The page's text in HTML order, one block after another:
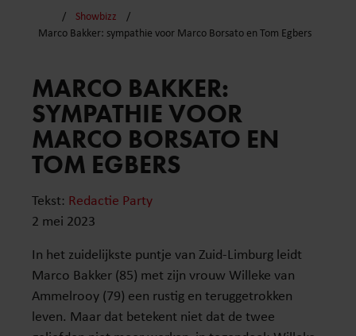
Showbizz
Marco Bakker: sympathie voor Marco Borsato en Tom Egbers
MARCO BAKKER:
SYMPATHIE VOOR
MARCO BORSATO EN
TOM EGBERS
Tekst: Redactie Party
2 mei 2023
In het zuidelijkste puntje van Zuid-Limburg leidt
Marco Bakker (85) met zijn vrouw Willeke van
Ammelrooy (79) een rustig en teruggetrokken
leven. Maar dat betekent niet dat de twee